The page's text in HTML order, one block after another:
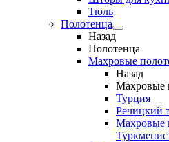
Тюль
Полотенца
Назад
Полотенца
Махровые
Назад
Махровые
Турция
Речицкий
Махровые